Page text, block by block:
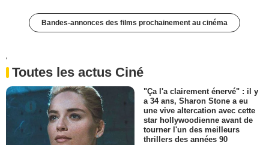
Bandes-annonces des films prochainement au cinéma
'
Toutes les actus Ciné
"Ça l'a clairement énervé" : il y
a 34 ans, Sharon Stone a eu
une vive altercation avec cette
star hollywoodienne avant de
tourner l'un des meilleurs
thrillers des années 90